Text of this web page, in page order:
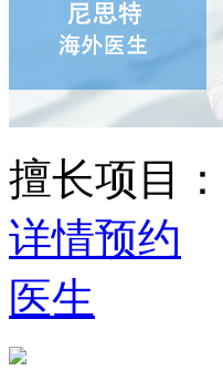
擅长项目：
详情预约
医生